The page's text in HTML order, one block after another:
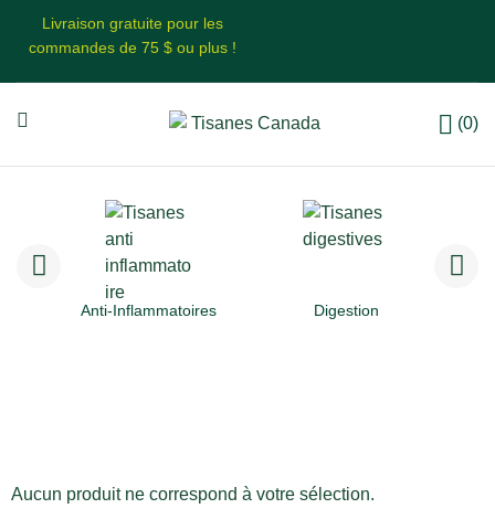
Livraison gratuite pour les
commandes de 75 $ ou plus !
(0)
Anti-Inflammatoires Digestion
Aucun produit ne correspond à votre sélection.